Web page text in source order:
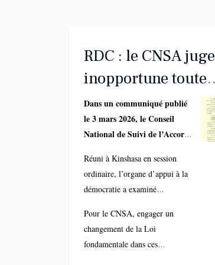
RDC : le CNSA juge
inopportune toute
révision de la
Constitution
Dans un communiqué publié
le 3 mars 2026, le Conseil
National de Suivi de l’Accord
(CNSA) s’est fermement
prononcé contre toute
initiative de révision
constitutionnelle dans le
contexte sécuritaire actuel.
Réuni à Kinshasa en session
ordinaire, l’organe d’appui à la
démocratie a examiné
l’ordre institutionnel du pays. Il
estime que la persistance des
affrontements, notamment dans
Pour le CNSA, engager un
changement de la Loi
fondamentale dans ces